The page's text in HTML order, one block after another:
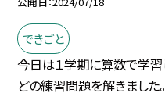
できごと
今日は１学期に算数で学習
どの練習問題を解きました